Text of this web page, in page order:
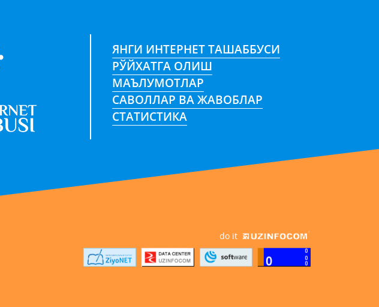
ЯНГИ ИНТЕРНЕТ ТАШАББУСИ
РЎЙХАТГА ОЛИШ
МАЪЛУМОТЛАР
САВОЛЛАР ВА ЖАВОБЛАР
СТАТИСТИКА
do it